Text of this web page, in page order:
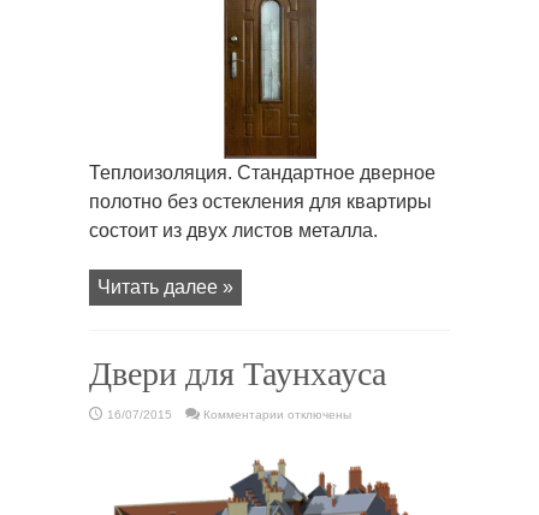
входные
металлические
Теплоизоляция. Стандартное дверное
полотно без остекления для квартиры
состоит из двух листов металла.
Читать далее »
Двери для Таунхауса
16/07/2015 Комментарии
Таунхауса
отключены